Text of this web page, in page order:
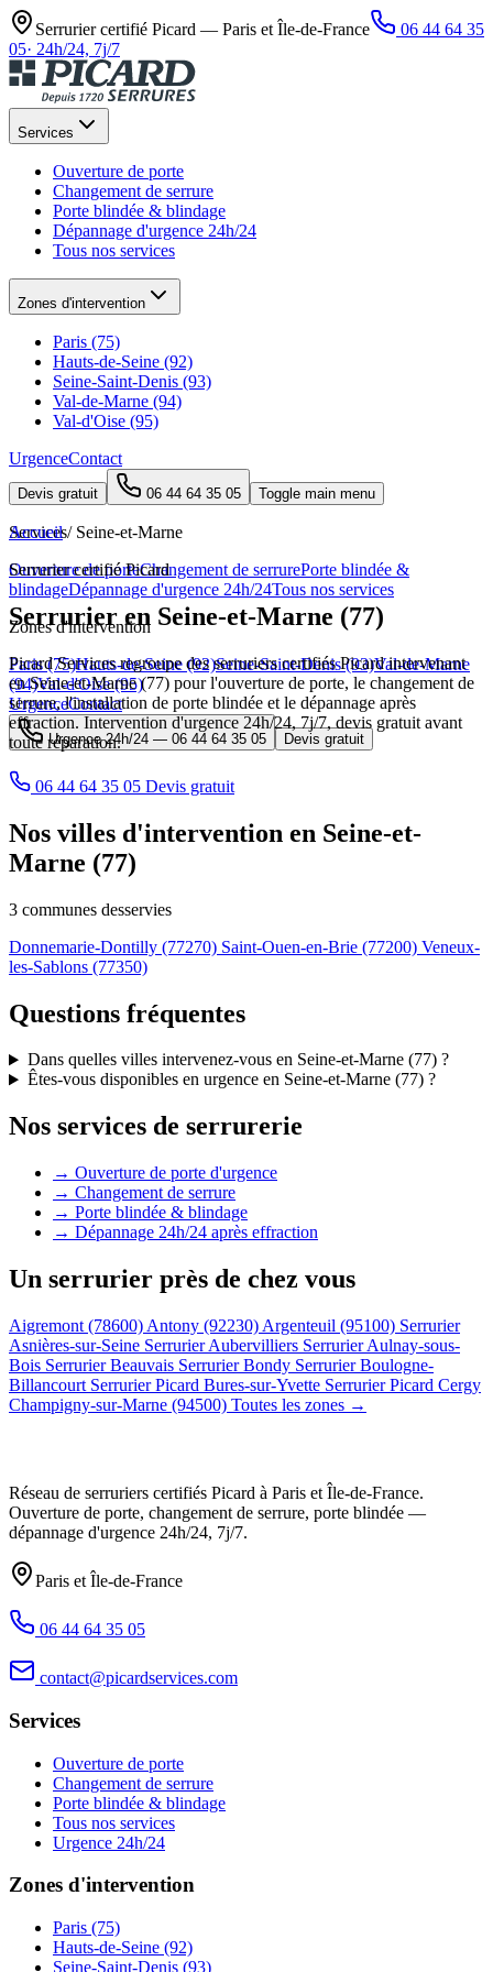
Serrurier certifié Picard — Paris et Île-de-France
06 44 64 35
05· 24h/24, 7j/7
Services
Ouverture de porte
Changement de serrure
Porte blindée & blindage
Dépannage d'urgence 24h/24
Tous nos services
Zones d'intervention
Paris (75)
Hauts-de-Seine (92)
Seine-Saint-Denis (93)
Val-de-Marne (94)
Val-d'Oise (95)
UrgenceContact
Devis gratuit 06 44 64 35 05 Toggle main menu
Services
Ouverture de porteChangement de serrurePorte blindée &
blindageDépannage d'urgence 24h/24Tous nos services
Zones d'intervention
Paris (75)Hauts-de-Seine (92)Seine-Saint-Denis (93)Val-de-Marne
(94)Val-d'Oise (95)
UrgenceContact
Urgence 24h/24 — 06 44 64 35 05 Devis gratuit
Accueil / Seine-et-Marne
Serrurier certifié Picard
Serrurier en Seine-et-Marne (77)
Picard Services regroupe des serruriers certifiés Picard intervenant
en Seine-et-Marne (77) pour l'ouverture de porte, le changement de
serrure, l'installation de porte blindée et le dépannage après
effraction. Intervention d'urgence 24h/24, 7j/7, devis gratuit avant
toute réparation.
06 44 64 35 05 Devis gratuit
Nos villes d'intervention en Seine-et-
Marne (77)
3 communes desservies
Donnemarie-Dontilly (77270) Saint-Ouen-en-Brie (77200) Veneux-
les-Sablons (77350)
Questions fréquentes
Dans quelles villes intervenez-vous en Seine-et-Marne (77) ?
Êtes-vous disponibles en urgence en Seine-et-Marne (77) ?
Nos services de serrurerie
→ Ouverture de porte d'urgence
→ Changement de serrure
→ Porte blindée & blindage
→ Dépannage 24h/24 après effraction
Un serrurier près de chez vous
Aigremont (78600) Antony (92230) Argenteuil (95100) Serrurier
Asnières-sur-Seine Serrurier Aubervilliers Serrurier Aulnay-sous-
Bois Serrurier Beauvais Serrurier Bondy Serrurier Boulogne-
Billancourt Serrurier Picard Bures-sur-Yvette Serrurier Picard Cergy
Champigny-sur-Marne (94500) Toutes les zones →
Réseau de serruriers certifiés Picard à Paris et Île-de-France.
Ouverture de porte, changement de serrure, porte blindée —
dépannage d'urgence 24h/24, 7j/7.
Paris et Île-de-France
06 44 64 35 05
contact@picardservices.com
Services
Ouverture de porte
Changement de serrure
Porte blindée & blindage
Tous nos services
Urgence 24h/24
Zones d'intervention
Paris (75)
Hauts-de-Seine (92)
Seine-Saint-Denis (93)